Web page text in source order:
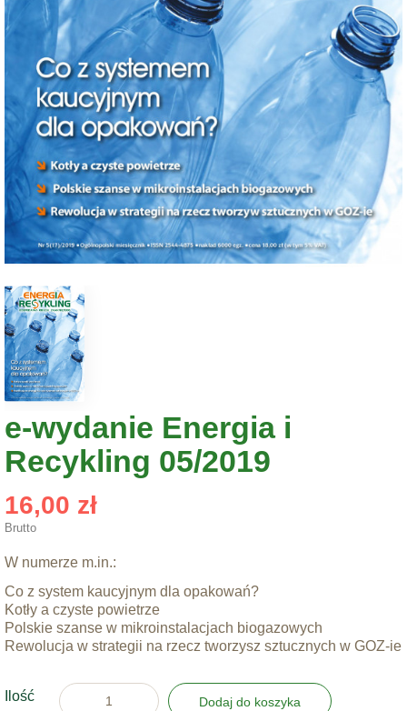
e-wydanie Energia i
Recykling 05/2019
16,00 zł
Brutto
W numerze m.in.:
Co z system kaucyjnym dla opakowań?
Kotły a czyste powietrze
Polskie szanse w mikroinstalacjach biogazowych
Rewolucja w strategii na rzecz tworzysz sztucznych w GOZ-ie
Ilość Dodaj do koszyka